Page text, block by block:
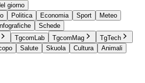
giorno
Politica Economia Sport
Meteo
Infografiche
Schede
TgcomLab TgcomMag
TgTech
Salute Skuola Cultura
Animali